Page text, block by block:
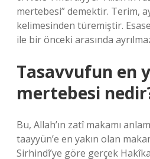
mertebesi” demektir. Terim,
kelimesinden türemiştir.
ile bir önceki arasında
Tasavvufun en
mertebesi
Bu, Allah’ın zatî makamı
taayyün’e en yakın olan
Sirhindî’ye göre gerçek